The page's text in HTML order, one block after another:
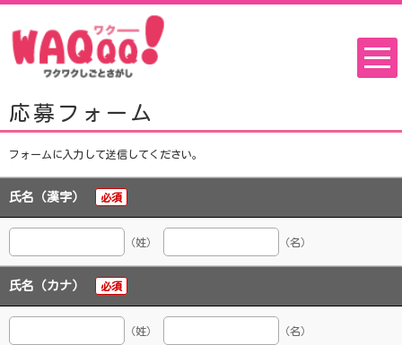
応募フォーム
フォームに入力して送信してください。
氏名（漢字） 必須
（姓） （名）
氏名（カナ） 必須
（姓） （名）